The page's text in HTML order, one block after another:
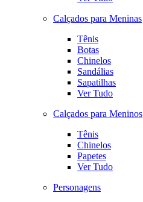
Calçados para Meninas
Tênis
Botas
Chinelos
Sandálias
Sapatilhas
Ver Tudo
Calçados para Meninos
Tênis
Chinelos
Papetes
Ver Tudo
Personagens